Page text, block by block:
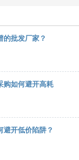
的批发厂家？
购如何避开高耗
避开低价陷阱？